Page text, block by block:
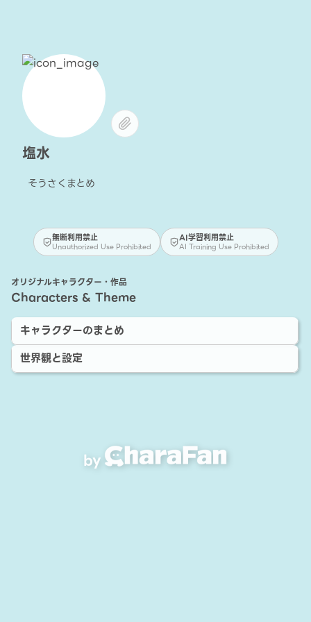
塩水
そうさくまとめ
無断利用禁止
Unauthorized Use Prohibited
AI学習利用禁止
AI Training Use Prohibited
オリジナルキャラクター・作品
Characters & Theme
キャラクターのまとめ
世界観と設定
by